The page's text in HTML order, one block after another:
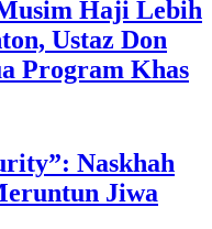
Haji Lebih
Ustaz Don
Program Khas
Naskhah
Jiwa